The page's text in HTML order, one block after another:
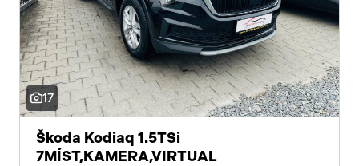
17
Škoda Kodiaq 1.5TSi
7MÍST,KAMERA,VIRTUAL